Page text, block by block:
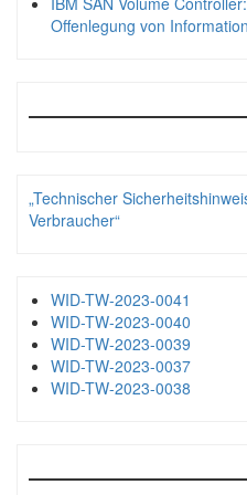
Offenlegung von
„Technischer
Verbraucher“
WID-TW-2023-0041
WID-TW-2023-0040
WID-TW-2023-0039
WID-TW-2023-0037
WID-TW-2023-0038